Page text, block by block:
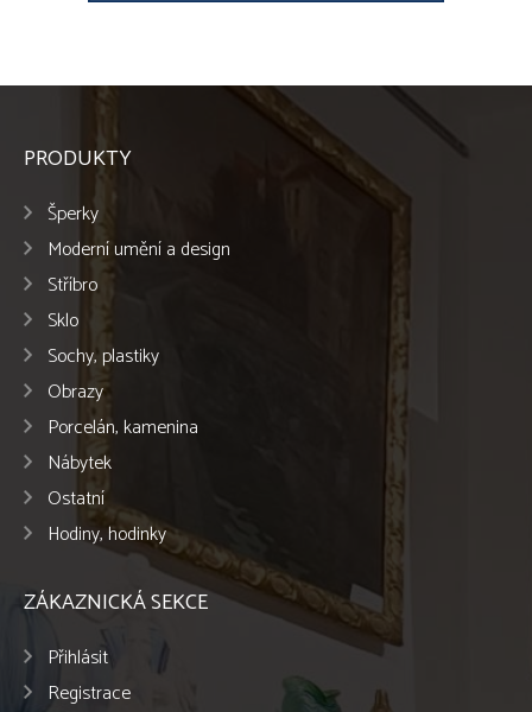
PRODUKTY
Šperky
Moderní umění a design
Stříbro
Sklo
Sochy, plastiky
Obrazy
Porcelán, kamenina
Nábytek
Ostatní
Hodiny, hodinky
ZÁKAZNICKÁ SEKCE
Přihlásit
Registrace